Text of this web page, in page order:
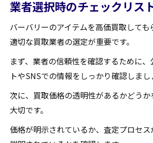
業者選択時のチェックリス
バーバリーのアイテムを高価買取しても
適切な買取業者の選定が重要です。
まず、業者の信頼性を確認するために
トやSNSでの情報をしっかり確認しまし
次に、買取価格の透明性があるかどう
大切です。
価格が明示されているか、査定プロセス